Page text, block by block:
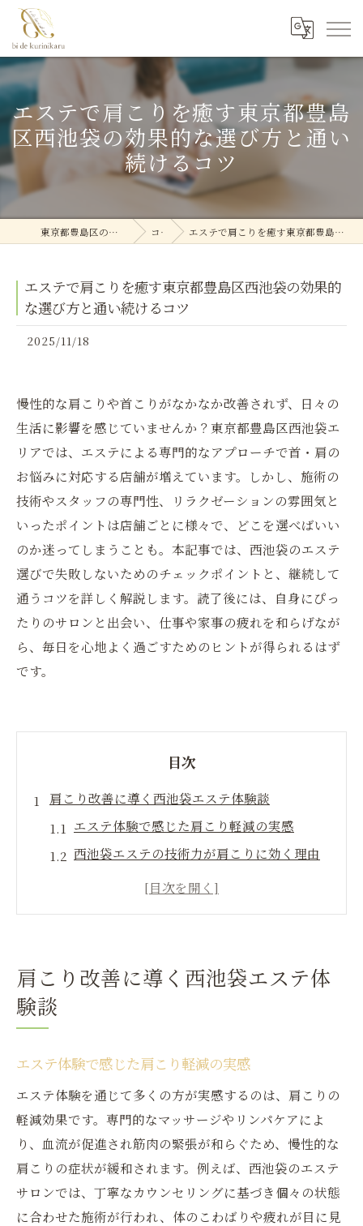
エステで肩こりを癒す東京都豊島
区西池袋の効果的な選び方と通い
続けるコツ
東京都豊島区のエステなら美deクリニカル コラム エステで肩こりを癒す東京都豊島区西池袋の効果的な選び方と通い続けるコツ
エステで肩こりを癒す東京都豊島区西池袋の効果的
な選び方と通い続けるコツ
2025/11/18
慢性的な肩こりや首こりがなかなか改善されず、日々の
生活に影響を感じていませんか？東京都豊島区西池袋エ
リアでは、エステによる専門的なアプローチで首・肩の
お悩みに対応する店舗が増えています。しかし、施術の
技術やスタッフの専門性、リラクゼーションの雰囲気と
いったポイントは店舗ごとに様々で、どこを選べばいい
のか迷ってしまうことも。本記事では、西池袋のエステ
選びで失敗しないためのチェックポイントと、継続して
通うコツを詳しく解説します。読了後には、自身にぴっ
たりのサロンと出会い、仕事や家事の疲れを和らげなが
ら、毎日を心地よく過ごすためのヒントが得られるはず
です。
目次
肩こり改善に導く西池袋エステ体験談
エステ体験で感じた肩こり軽減の実感
西池袋エステの技術力が肩こりに効く理由
リラクゼーション重視のエステ選びの工夫
慢性肩こりに効くエステ施術方法の特徴
リラクゼーションと肩こり解消の相乗効果
専門スタッフによる首肩集中ケアの魅力
定期的なエステ通いで得られる変化
リラクゼーション重視なら西池袋の選択肢
リラクゼーション特化エステの選び方
肩こりに優しいエステのリラックス空間
肩こり改善に導く西池袋エステ体
験談
エステ体験で感じた肩こり軽減の実感
エステ体験を通じて多くの方が実感するのは、肩こりの
軽減効果です。専門的なマッサージやリンパケアによ
り、血流が促進され筋肉の緊張が和らぐため、慢性的な
肩こりの症状が緩和されます。例えば、西池袋のエステ
サロンでは、丁寧なカウンセリングに基づき個々の状態
に合わせた施術が行われ、体のこわばりや疲れが目に見